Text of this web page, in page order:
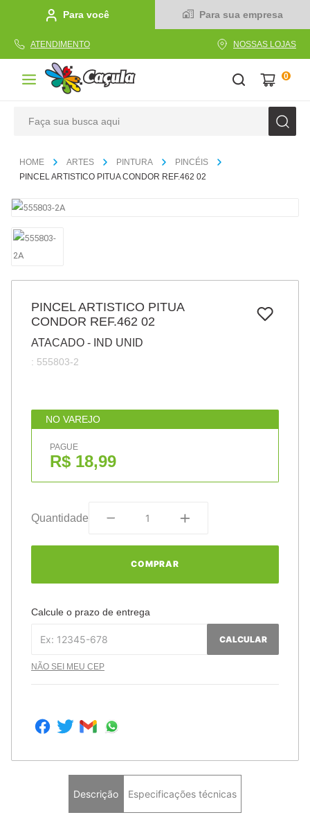
Para você Para sua empresa
ATENDIMENTO NOSSAS LOJAS
0
ARTES PINTURA
PINCÉIS
PINCEL ARTISTICO PITUA CONDOR REF.462 02
PINCEL ARTISTICO PITUA
CONDOR REF.462 02
ATACADO - IND UNID
: 555803-2
NO VAREJO
PAGUE
R$ 18,99
Quantidade
COMPRAR
Calcule o prazo de entrega
CALCULAR
NÃO SEI MEU CEP
Descrição Especificações técnicas
1º caderno
2
pincel
cola
barbante